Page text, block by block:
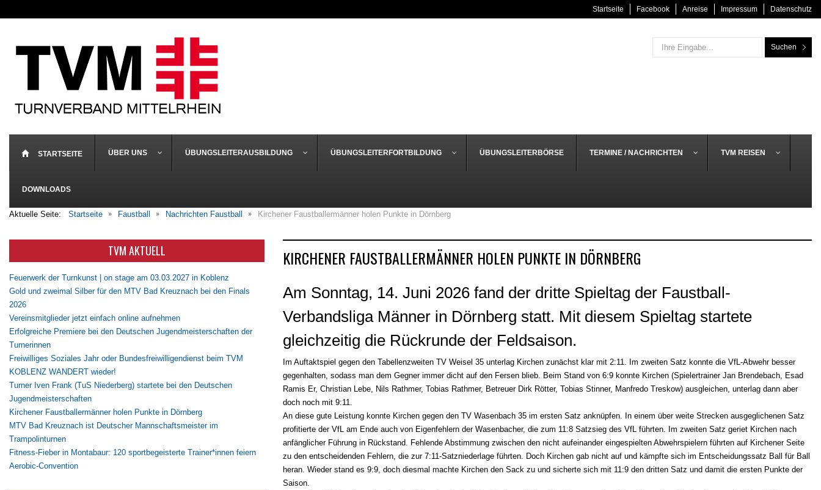
Startseite Facebook Anreise Impressum Datenschutz
Suchen
STARTSEITE ÜBER UNS ÜBUNGSLEITERAUSBILDUNG ÜBUNGSLEITERFORTBILDUNG ÜBUNGSLEITERBÖRSE TERMINE / NACHRICHTEN TVM REISEN
DOWNLOADS
Aktuelle Seite: Startseite Faustball Nachrichten Faustball Kirchener Faustballermänner holen Punkte in Dörnberg
KIRCHENER FAUSTBALLERMÄNNER HOLEN PUNKTE IN DÖRNBERG
Am Sonntag, 14. Juni 2026 fand der dritte Spieltag der Faustball-
Verbandsliga Männer in Dörnberg statt. Mit diesem Spieltag startete
gleichzeitig die Rückrunde der Feldsaison.
Im Auftaktspiel gegen den Tabellenzweiten TV Weisel 35 unterlag Kirchen zunächst klar mit 2:11. Im zweiten Satz konnte die VfL-Abwehr besser
gegenhalten, sodass man dem Gegner immer dicht auf den Fersen blieb. Beim Stand von 6:9 konnte Kirchen (Spielertrainer Jan Brendebach, Esad
Ramis Er, Christian Lebe, Nils Rathmer, Tobias Rathmer, Betreuer Dirk Rötter, Tobias Stinner, Manfredo Treskow) ausgleichen, unterlag dann aber
doch noch mit 9:11.
An diese gute Leistung konnte Kirchen gegen den TV Wasenbach 35 im ersten Satz anknüpfen. In einem über weite Strecken ausgeglichenen Satz
profitierte der VfL am Ende auch von Eigenfehlern der Wasenbacher, die zum 11:8 Satzsieg des VfL führten. Im zweiten Satz geriet Kirchen nach
anfänglicher Führung in Rückstand. Fehlende Abstimmung zwischen den nicht aufeinander eingespielten Abwehrspielern führten auf Kirchener Seite
zu den entscheidenden Fehlern, die zur 7:11-Satzniederlage führten. Doch Kirchen gab nicht auf und kämpfte sich im Entscheidungssatz Ball für Ball
heran. Wieder stand es 9:9, doch diesmal machte Kirchen den Sack zu und sicherte sich mit 11:9 den dritten Satz und damit die ersten Punkte der
Saison.
TVM AKTUELL
Feuerwerk der Turnkunst | on stage am 03.03.2027 in Koblenz
Gold und zweimal Silber für den MTV Bad Kreuznach bei den Finals
2026
Vereinsmitglieder jetzt einfach online aufnehmen
Erfolgreiche Premiere bei den Deutschen Jugendmeisterschaften der
Turnerinnen
Freiwilliges Soziales Jahr oder Bundesfreiwilligendienst beim TVM
KOBLENZ WANDERT wieder!
Turner Iven Frank (TuS Niederberg) startete bei den Deutschen
Jugendmeisterschaften
Kirchener Faustballermänner holen Punkte in Dörnberg
MTV Bad Kreuznach ist Deutscher Mannschaftsmeister im
Trampolinturnen
Fitness-Fieber in Montabaur: 120 sportbegeisterte Trainer*innen feiern
Aerobic-Convention